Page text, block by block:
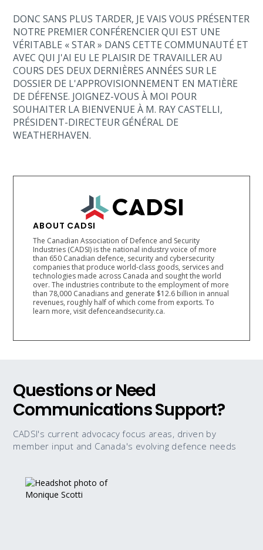
DONC SANS PLUS TARDER, JE VAIS VOUS PRÉSENTER
NOTRE PREMIER CONFÉRENCIER QUI EST UNE
VÉRITABLE « STAR » DANS CETTE COMMUNAUTÉ ET
AVEC QUI J'AI EU LE PLAISIR DE TRAVAILLER AU
COURS DES DEUX DERNIÈRES ANNÉES SUR LE
DOSSIER DE L'APPROVISIONNEMENT EN MATIÈRE
DE DÉFENSE. JOIGNEZ-VOUS À MOI POUR
SOUHAITER LA BIENVENUE À M. RAY CASTELLI,
PRÉSIDENT-DIRECTEUR GÉNÉRAL DE
WEATHERHAVEN.
ABOUT CADSI
The Canadian Association of Defence and Security
Industries (CADSI) is the national industry voice of more
than 650 Canadian defence, security and cybersecurity
companies that produce world-class goods, services and
technologies made across Canada and sought the world
over. The industries contribute to the employment of more
than 78,000 Canadians and generate $12.6 billion in annual
revenues, roughly half of which come from exports. To
learn more, visit defenceandsecurity.ca.
Questions or Need
Communications Support?
CADSI's current advocacy focus areas, driven by
member input and Canada's evolving defence needs